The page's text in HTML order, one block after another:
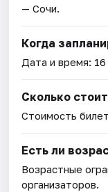
— Сочи.
Когда
Дата и время:
Сколько
Стоимость
Есть ли
Возрастные
организаторов.